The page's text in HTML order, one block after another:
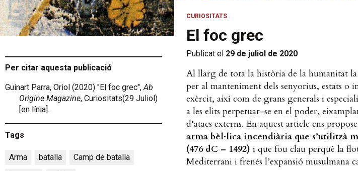
Per citar aquesta publicació
Guinart Parra, Oriol (2020) "El foc grec",Ab
Origine Magazine, Curiositats(29 Juliol)
[en línia].
Tags
Arma batalla Camp de batalla
CURIOSITATS
El foc grec
Publicat el 29 de juliol de 2020
Al llarg de tota la història de la humanitat la
per al manteniment dels senyorius, estats o
exèrcit, així com de grans generals i
a les elits perpetuar-se en el poder,
d’atacs externs. En aquest article ens
arma bèl·lica incendiària que s’utilitzà
(476 dC – 1492) i que fou clau perquè la
Mediterrani i frenés l’expansió musulmana